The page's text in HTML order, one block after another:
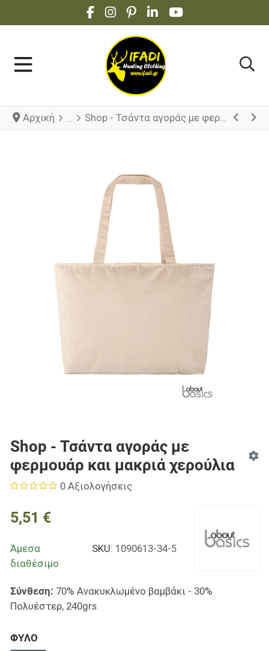
FACEBOOK SOCIAL LINK
INSTAGRAM SOCIAL LINK
PINTEREST SOCIAL LINK
LINKEDIN SOCIAL LINK
YOUTUBE SOCIAL
Αρχική Shop - Τσάντα αγοράς με φερμουάρ και μακριά χερούλια
Shop - Τσάντα αγοράς με
φερμουάρ και μακριά χερούλια
0 Αξιολογήσεις
5,51 €
Άμεσα
διαθέσιμο
SKU: 1090613-34-5
Σύνθεση: 70% Ανακυκλωμένο βαμβάκι - 30%
Πολυέστερ, 240grs
ΦΥΛΟ